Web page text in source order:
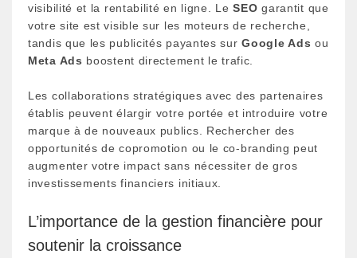
visibilité et la rentabilité en ligne. LeSEO garantit que
votre site est visible sur les moteurs de recherche,
tandis que les publicités payantes surGoogle Ads ou
Meta Ads boostent directement le trafic.
Les collaborations stratégiques avec des partenaires
établis peuvent élargir votre portée et introduire votre
marque à de nouveaux publics. Rechercher des
opportunités de copromotion ou le co-branding peut
augmenter votre impact sans nécessiter de gros
investissements financiers initiaux.
L’importance de la gestion financière pour
soutenir la croissance